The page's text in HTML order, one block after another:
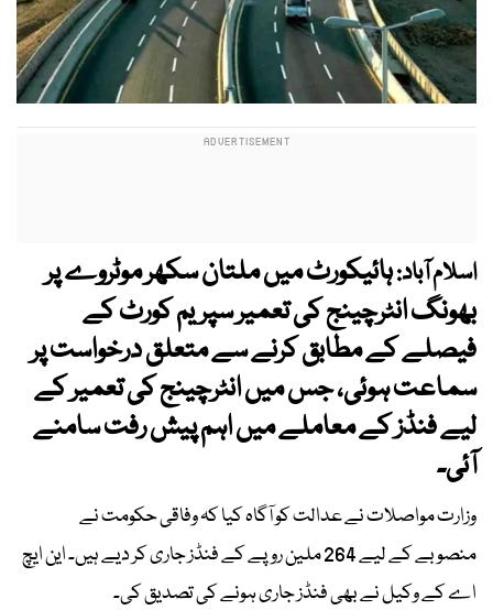
اسلام آباد:ہائیکورٹ میں ملتان سکھر موٹروے پر
بھونگ انٹرچینج کی تعمیر سپریم کورٹ کے
فیصلے کے مطابق کرنے سے متعلق درخواست پر
سماعت ہوئی، جس میں انٹرچینج کی تعمیر کے
لیے فنڈز کے معاملے میں اہم پیش رفت سامنے
آئی۔
وزارت مواصلات نے عدالت کو آگاہ کیا کہ وفاقی حکومت نے
منصوبے کے لیے 264 ملین روپے کے فنڈز جاری کر دیے ہیں۔ این ایچ
اے کے وکیل نے بھی فنڈز جاری ہونے کی تصدیق کی۔